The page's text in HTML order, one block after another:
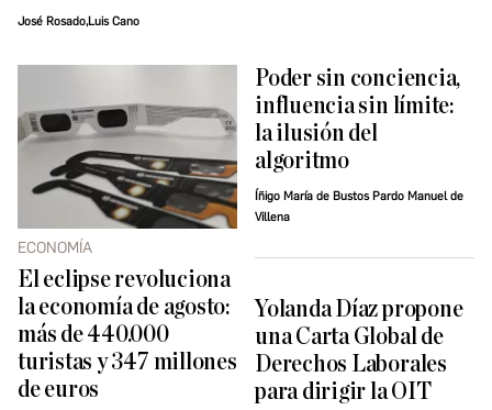
José Rosado,Luis Cano
ECONOMÍA
El eclipse revoluciona
la economía de agosto:
más de 440.000
turistas y 347 millones
de euros
Poder sin conciencia,
influencia sin límite:
la ilusión del
algoritmo
Íñigo María de Bustos Pardo Manuel de
Villena
Yolanda Díaz propone
una Carta Global de
Derechos Laborales
para dirigir la OIT